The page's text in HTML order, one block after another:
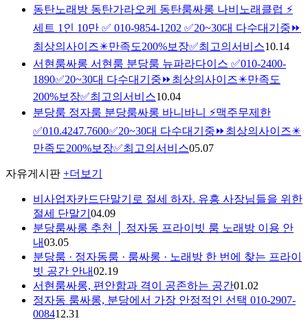
동탄노래방 동탄가라오케 동탄룸싸롱 나비노래클럽 ⚡
세트 1인 10만 ✅ 010-9854-1202 ✅20~30대 다수대기중⏩
최상의사이즈✴️만족도200%보장✅최고의서비스10.14
서현룸싸롱 서현룸 분당룸 뉴파라다이스 ✅010-2400-
1890✅20~30대 다수대기중⏩최상의사이즈✴️만족도
200%보장✅최고의서비스10.04
분당룸 정자룸 분당룸싸롱 바니바니 ⚡맥주무제한
✅010.4247.7600✅20~30대 다수대기중⏩최상의사이즈✴️
만족도200%보장✅최고의서비스05.07
자유게시판 +더보기
비사업자카드단말기로 절세 하자. 유흥 사장님들을 위한
절세 단말기 04.09
분당룸싸롱 추천 │ 정자동 프라이빗 룸 노래방 이용 안
내03.05
분당룸 · 정자동룸 · 룸싸롱 · 노래방 한 번에 찾는 프라이
빗 공간 안내02.19
서현룸싸롱, 편안함과 격이 공존하는 공간01.02
정자동 룸싸롱, 분당에서 가장 안정적인 선택 010-2907-
008412.31